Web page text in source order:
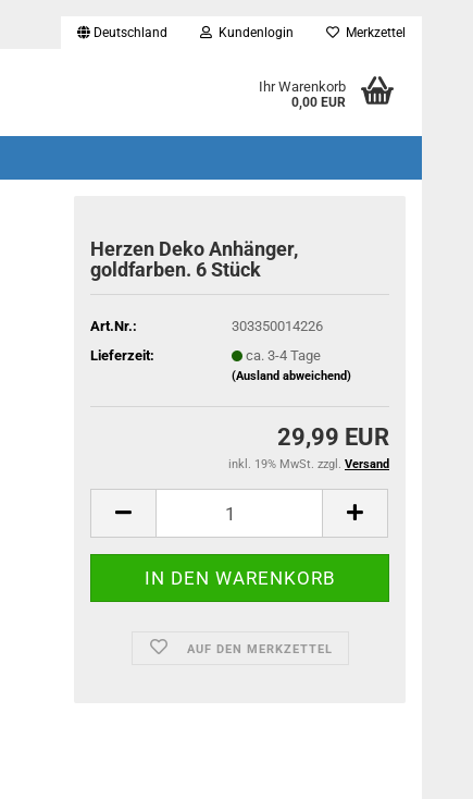
Deutschland Kundenlogin Merkzettel
Ihr Warenkorb
0,00 EUR
Herzen Deko Anhänger,
goldfarben. 6 Stück
Art.Nr.:
303350014226
Lieferzeit:
ca. 3-4 Tage
(Ausland abweichend)
29,99 EUR
inkl. 19% MwSt. zzgl. Versand
AUF DEN MERKZETTEL